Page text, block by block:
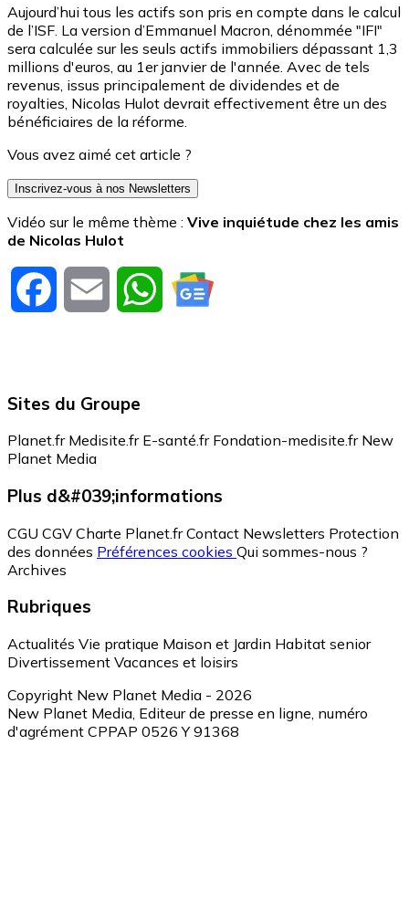
Aujourd’hui tous les actifs son pris en compte dans le calcul
de l’ISF. La version d’Emmanuel Macron, dénommée "IFI"
sera calculée sur les seuls actifs immobiliers dépassant 1,3
millions d'euros, au 1er janvier de l'année. Avec de tels
revenus, issus principalement de dividendes et de
royalties, Nicolas Hulot devrait effectivement être un des
bénéficiaires de la réforme.
Vous avez aimé cet article ?
Inscrivez-vous à nos Newsletters
Vidéo sur le même thème : Vive inquiétude chez les amis
de Nicolas Hulot
Facebook Email WhatsApp
Sites du Groupe
Planet.fr Medisite.fr E-santé.fr Fondation-medisite.fr New
Planet Media
Plus d&#039;informations
CGU CGV Charte Planet.fr Contact Newsletters Protection
des données Préférences cookies Qui sommes-nous ?
Archives
Rubriques
Actualités Vie pratique Maison et Jardin Habitat senior
Divertissement Vacances et loisirs
Copyright New Planet Media - 2026
New Planet Media, Editeur de presse en ligne, numéro
d'agrément CPPAP 0526 Y 91368